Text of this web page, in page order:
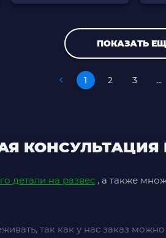
ПОКАЗАТЬ
1 2 3 ...
детали на развес , а также
так как у нас заказ